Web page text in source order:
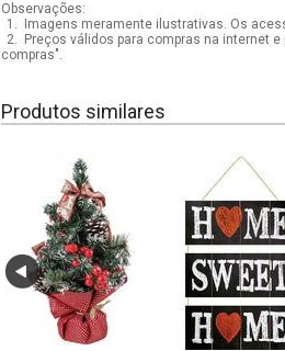
Observações:
1.
Imagens meramente ilustrativas. Os
2.
Preços válidos para compras na internet
compras".
Produtos similares